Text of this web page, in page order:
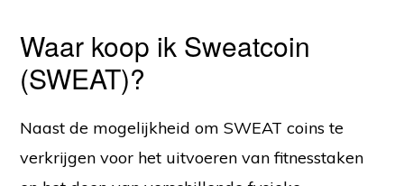
Waar koop ik Sweatcoin
(SWEAT)?
Naast de mogelijkheid om SWEAT coins te
verkrijgen voor het uitvoeren van fitnesstaken